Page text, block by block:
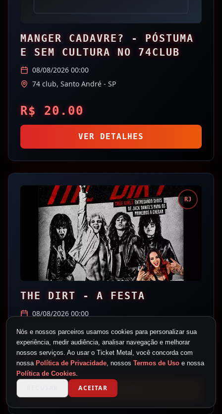
MANGER CADAVRE? - PÓSTUMA
E SEM CULTURA NO 74CLUB
08/08/2026 00:00
74 club, Santo André - SP
R$ 20.00
VER DETALHES
RJ
THE DIRT - A FESTA
08/08/2026 00:00
Garage Grindhouse - Bar de Metal 🤘,
Rio de
Janeiro - RJ
R$15.00
VER DETALHES
Nós e nossos parceiros usamos cookies para personalizar sua
experiência, medir audiência, analisar navegação e melhorar
nossos serviços. Ao usar o Ticket Metal, você concorda com
nossa Política de Privacidade, nossos Termos de Uso e nossa
Política de Cookies.
ACEITAR